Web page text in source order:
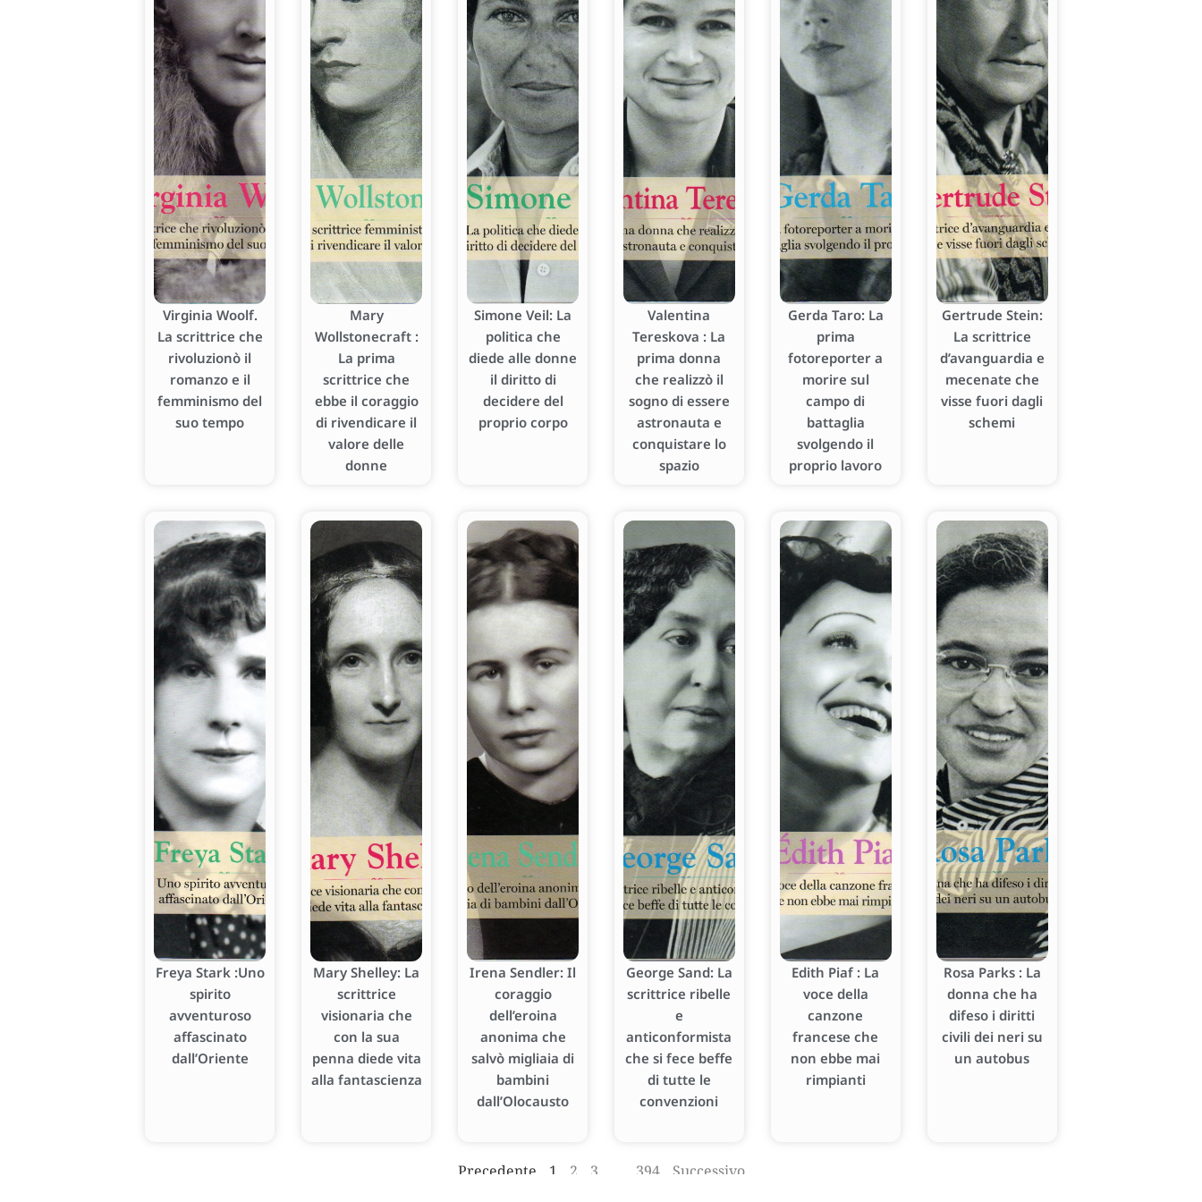
Virginia Woolf.
La scrittrice che
rivoluzionò il
romanzo e il
femminismo del
suo tempo
Mary
Wollstonecraft :
La prima
scrittrice che
ebbe il coraggio
di rivendicare il
valore delle
donne
Simone Veil: La
politica che
diede alle donne
il diritto di
decidere del
proprio corpo
Valentina
Tereskova : La
prima donna
che realizzò il
sogno di essere
astronauta e
conquistare lo
spazio
Gerda Taro: La
prima
fotoreporter a
morire sul
campo di
battaglia
svolgendo il
proprio lavoro
Gertrude Stein:
La scrittrice
d’avanguardia e
mecenate che
visse fuori dagli
schemi
Freya Stark :Uno
spirito
avventuroso
affascinato
dall’Oriente
Mary Shelley: La
scrittrice
visionaria che
con la sua
penna diede vita
alla fantascienza
Irena Sendler: Il
coraggio
dell’eroina
anonima che
salvò migliaia di
bambini
dall’Olocausto
George Sand: La
scrittrice ribelle
e
anticonformista
che si fece beffe
di tutte le
convenzioni
Edith Piaf : La
voce della
canzone
francese che
non ebbe mai
rimpianti
Rosa Parks : La
donna che ha
difeso i diritti
civili dei neri su
un autobus
Precedente 1 2 3 394 Successivo